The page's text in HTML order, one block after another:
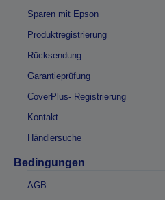
Sparen mit Epson
Produktregistrierung
Rücksendung
Garantieprüfung
CoverPlus- Registrierung
Kontakt
Händlersuche
Bedingungen
AGB